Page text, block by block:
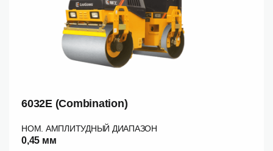
6032E (Combination)
НОМ. АМПЛИТУДНЫЙ ДИАПАЗОН
0,45 мм